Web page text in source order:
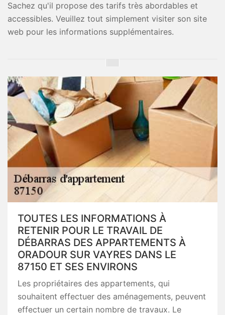
Sachez qu'il propose des tarifs très abordables et
accessibles. Veuillez tout simplement visiter son site
web pour les informations supplémentaires.
TOUTES LES INFORMATIONS À
RETENIR POUR LE TRAVAIL DE
DÉBARRAS DES APPARTEMENTS À
ORADOUR SUR VAYRES DANS LE
87150 ET SES ENVIRONS
Les propriétaires des appartements, qui
souhaitent effectuer des aménagements, peuvent
effectuer un certain nombre de travaux. Le